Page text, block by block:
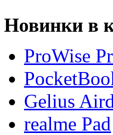
Новинки в
ProWise
Gelius
realme Pad